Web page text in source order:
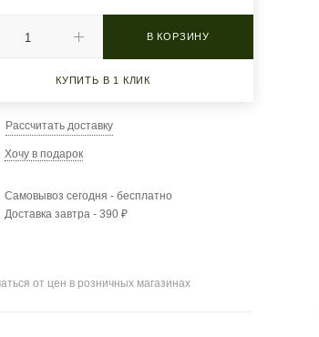
В КОРЗИНУ
КУПИТЬ В 1 КЛИК
Рассчитать доставку
Хочу в подарок
Самовывоз сегодня - бесплатно
Доставка завтра - 390 ₽
от цен в розничных магазинах